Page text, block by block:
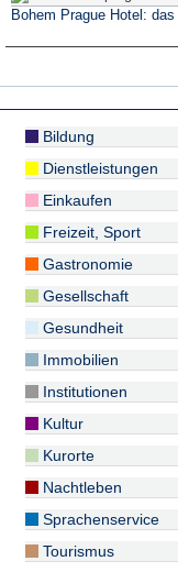
Bohem Prague Hotel:
Bildung
Dienstleistungen
Einkaufen
Freizeit, Sport
Gastronomie
Gesellschaft
Gesundheit
Immobilien
Institutionen
Kultur
Kurorte
Nachtleben
Sprachenservice
Tourismus